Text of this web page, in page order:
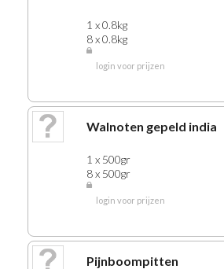
600 SCHOONMAAKMIDDELEN
610 HANDSCHOENEN
700 PLACEMATS
710 VERPAKKING
720 GLASWERK
725 BEKERS-KOPJES-ROERSTAAFJES
730 PLASTICWAREN
740 ALUMINIUMWAREN
850 KANTOORBENODIGDHEDEN
1 x 0.8kg
8 x 0.8kg
login voor prijzen
Walnoten gepeld india
1 x 500gr
8 x 500gr
login voor prijzen
Pijnboompitten